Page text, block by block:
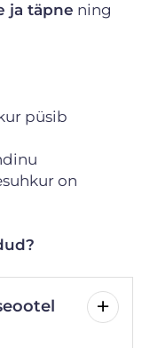
ja täpne ning
püsib
on